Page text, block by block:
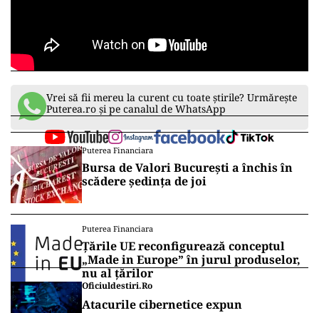
Vrei să fii mereu la curent cu toate știrile? Urmărește
Puterea.ro și pe canalul de WhatsApp
Puterea Financiara
Bursa de Valori București a închis în
scădere ședința de joi
Puterea Financiara
Țările UE reconfigurează conceptul
„Made in Europe” în jurul produselor,
nu al țărilor
Oficiuldestiri.ro
Atacurile cibernetice expun